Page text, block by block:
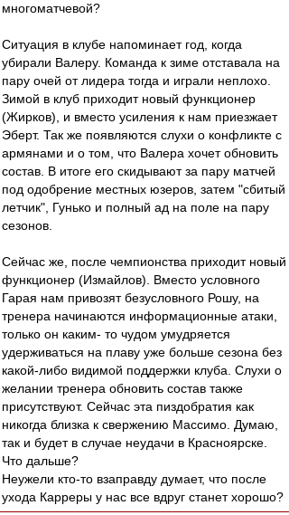
многоматчевой?
Ситуация в клубе напоминает год, когда
убирали Валеру. Команда к зиме отставала на
пару очей от лидера тогда и играли неплохо.
Зимой в клуб приходит новый функционер
(Жирков), и вместо усиления к нам приезжает
Эберт. Так же появляются слухи о конфликте с
армянами и о том, что Валера хочет обновить
состав. В итоге его скидывают за пару матчей
под одобрение местных юзеров, затем "сбитый
летчик", Гунько и полный ад на поле на пару
сезонов.
Сейчас же, после чемпионства приходит новый
функционер (Измайлов). Вместо условного
Гарая нам привозят безусловного Рошу, на
тренера начинаются информационные атаки,
только он каким- то чудом умудряется
удерживаться на плаву уже больше сезона без
какой-либо видимой поддержки клуба. Слухи о
желании тренера обновить состав также
присутствуют. Сейчас эта пиздобратия как
никогда близка к свержению Массимо. Думаю,
так и будет в случае неудачи в Красноярске.
Что дальше?
Неужели кто-то взаправду думает, что после
ухода Карреры у нас все вдруг станет хорошо?